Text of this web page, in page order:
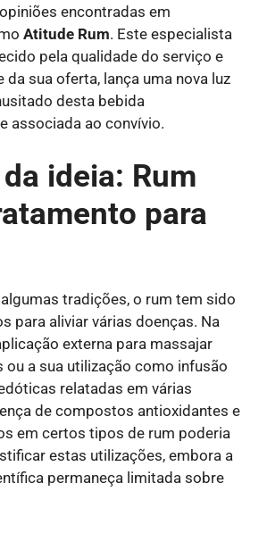
encontradas em
Atitude Rum. Este especialista
pela qualidade do serviço e
da sua oferta, lança uma nova luz
desta bebida
associada ao convívio.
ideia: Rum
para
tradições, o rum tem sido
para aliviar várias doenças. Na
externa para massajar
ou a sua utilização como infusão
relatadas em várias
de compostos antioxidantes e
em certos tipos de rum poderia
estas utilizações, embora a
permaneça limitada sobre